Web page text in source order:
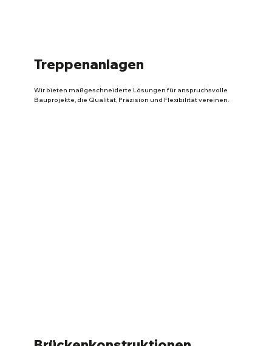
Treppenanlagen
Wir bieten maßgeschneiderte Lösungen für anspruchsvolle
Bauprojekte, die Qualität, Präzision und Flexibilität vereinen.